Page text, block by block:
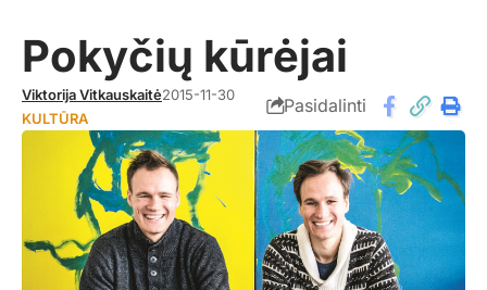
Pokyčių kūrėjai
Viktorija Vitkauskaitė2015-11-30
KULTŪRA
Pasidalinti